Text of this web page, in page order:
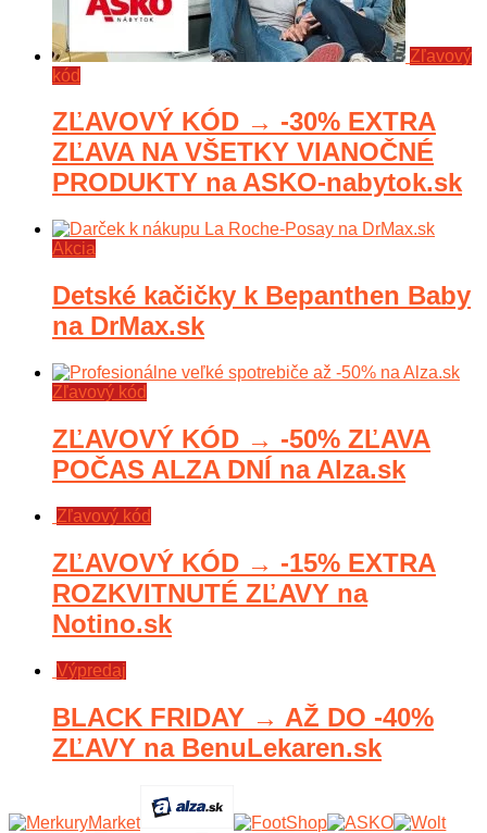
Zľavový
kód
ZĽAVOVÝ KÓD → -30% EXTRA
ZĽAVA NA VŠETKY VIANOČNÉ
PRODUKTY na ASKO-nabytok.sk
Akcia
Detské kačičky k Bepanthen Baby
na DrMax.sk
Zľavový kód
ZĽAVOVÝ KÓD → -50% ZĽAVA
POČAS ALZA DNÍ na Alza.sk
Zľavový kód
ZĽAVOVÝ KÓD → -15% EXTRA
ROZKVITNUTÉ ZĽAVY na
Notino.sk
Výpredaj
BLACK FRIDAY → AŽ DO -40%
ZĽAVY na BenuLekaren.sk